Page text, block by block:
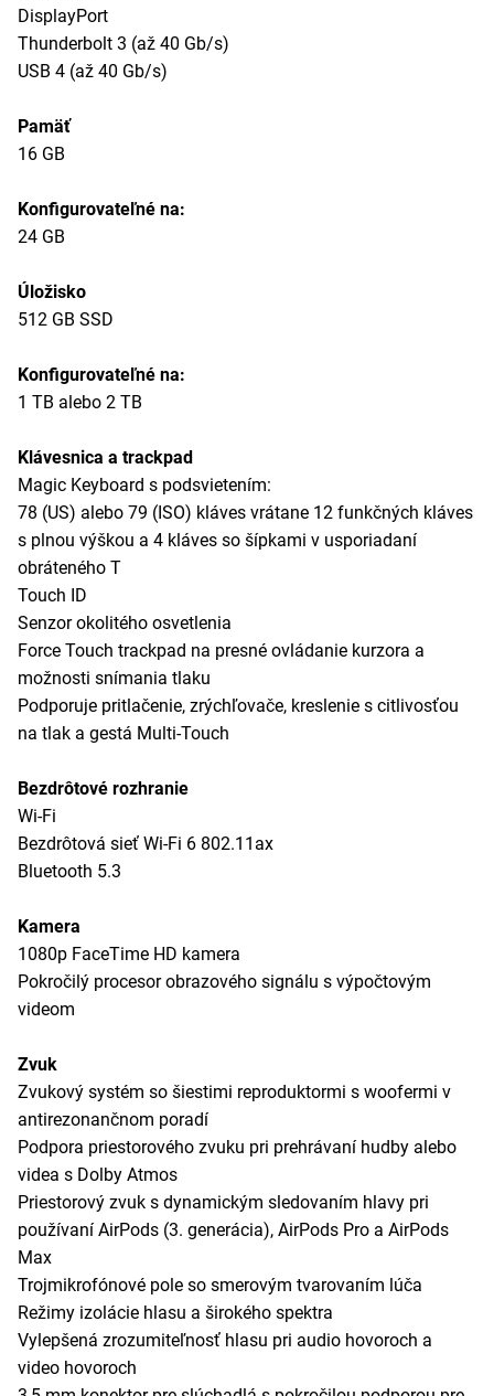
DisplayPort
Thunderbolt 3 (až 40 Gb/s)
USB 4 (až 40 Gb/s)
Pamäť
16 GB
Konfigurovateľné na:
24 GB
Úložisko
512 GB SSD
Konfigurovateľné na:
1 TB alebo 2 TB
Klávesnica a trackpad
Magic Keyboard s podsvietením:
78 (US) alebo 79 (ISO) kláves vrátane 12 funkčných kláves
s plnou výškou a 4 kláves so šípkami v usporiadaní
obráteného T
Touch ID
Senzor okolitého osvetlenia
Force Touch trackpad na presné ovládanie kurzora a
možnosti snímania tlaku
Podporuje pritlačenie, zrýchľovače, kreslenie s citlivosťou
na tlak a gestá Multi-Touch
Bezdrôtové rozhranie
Wi-Fi
Bezdrôtová sieť Wi-Fi 6 802.11ax
Bluetooth 5.3
Kamera
1080p FaceTime HD kamera
Pokročilý procesor obrazového signálu s výpočtovým
videom
Zvuk
Zvukový systém so šiestimi reproduktormi s woofermi v
antirezonančnom poradí
Podpora priestorového zvuku pri prehrávaní hudby alebo
videa s Dolby Atmos
Priestorový zvuk s dynamickým sledovaním hlavy pri
používaní AirPods (3. generácia), AirPods Pro a AirPods
Max
Trojmikrofónové pole so smerovým tvarovaním lúča
Režimy izolácie hlasu a širokého spektra
Vylepšená zrozumiteľnosť hlasu pri audio hovoroch a
video hovoroch